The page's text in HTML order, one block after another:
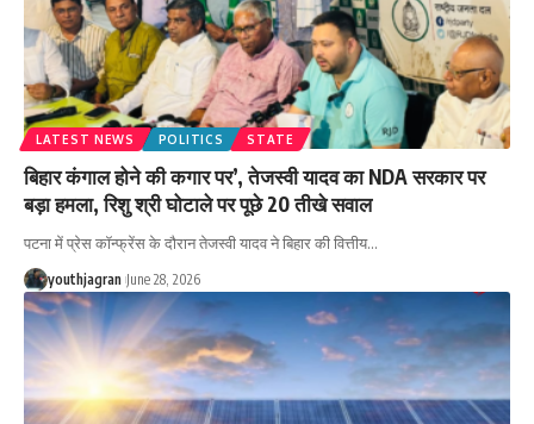
LATEST NEWS POLITICS STATE
बिहार कंगाल होने की कगार पर’, तेजस्वी यादव का NDA सरकार पर
बड़ा हमला, रिशु श्री घोटाले पर पूछे 20 तीखे सवाल
पटना में प्रेस कॉन्फ्रेंस के दौरान तेजस्वी यादव ने बिहार की वित्तीय…
youthjagran June 28, 2026